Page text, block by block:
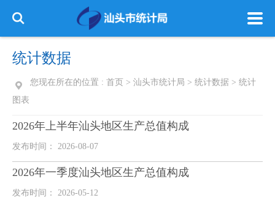
统计数据
您现在所在的位置 : 首页 > 汕头市统计局 > 统计数据 > 统计
图表
2026年上半年汕头地区生产总值构成
发布时间： 2026-08-07
2026年一季度汕头地区生产总值构成
发布时间： 2026-05-12